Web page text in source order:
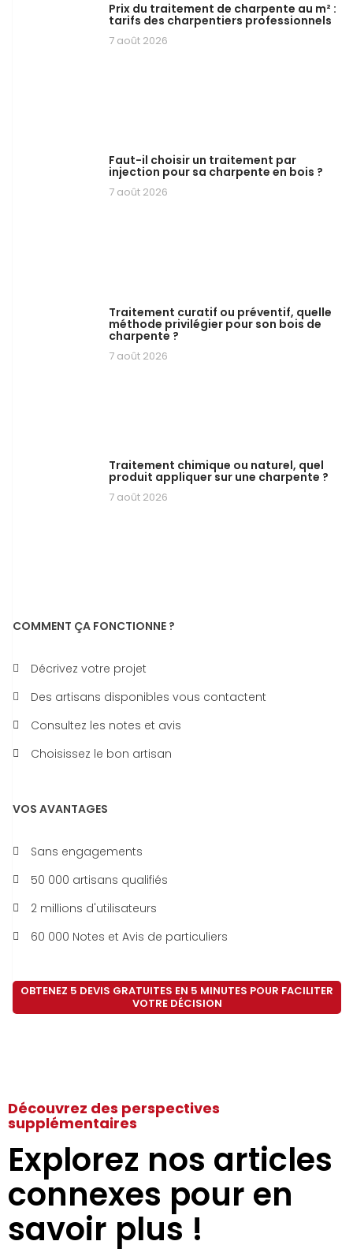
Prix du traitement de charpente au m² :
tarifs des charpentiers professionnels
7 août 2026
Faut-il choisir un traitement par
injection pour sa charpente en bois ?
7 août 2026
Traitement curatif ou préventif, quelle
méthode privilégier pour son bois de
charpente ?
7 août 2026
Traitement chimique ou naturel, quel
produit appliquer sur une charpente ?
7 août 2026
COMMENT ÇA FONCTIONNE ?
Décrivez votre projet
Des artisans disponibles vous contactent
Consultez les notes et avis
Choisissez le bon artisan
VOS AVANTAGES
Sans engagements
50 000 artisans qualifiés
2 millions d'utilisateurs
60 000 Notes et Avis de particuliers
OBTENEZ 5 DEVIS GRATUITES EN 5 MINUTES POUR FACILITER
VOTRE DÉCISION
Découvrez des perspectives
supplémentaires
Explorez nos articles
connexes pour en
savoir plus !